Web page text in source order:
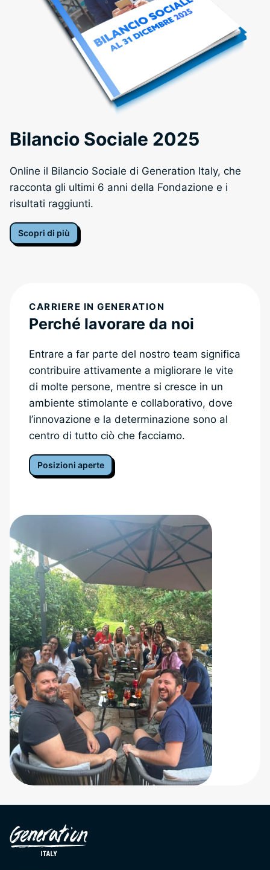
Bilancio Sociale 2025
Online il Bilancio Sociale di Generation Italy, che
racconta gli ultimi 6 anni della Fondazione e i
risultati raggiunti.
Scopri di più
CARRIERE IN GENERATION
Perché lavorare da noi
Entrare a far parte del nostro team significa
contribuire attivamente a migliorare le vite
di molte persone, mentre si cresce in un
ambiente stimolante e collaborativo, dove
l’innovazione e la determinazione sono al
centro di tutto ciò che facciamo.
Posizioni aperte